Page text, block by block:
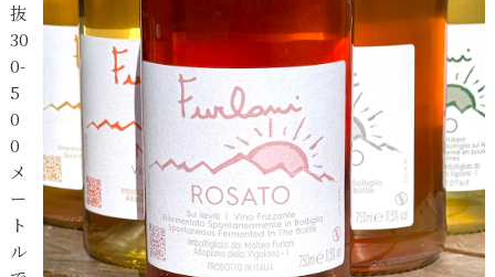
抜
30
0-
5
0
0
メ
ー
ト
ル